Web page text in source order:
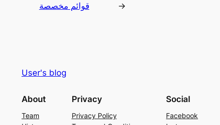
قوائم مخصصة
→
User's blog
About
Team
Privacy
Privacy Policy
Social
Facebook